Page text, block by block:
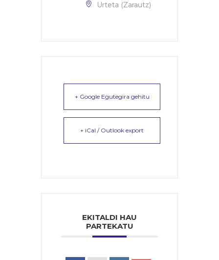
Urteta (Zarautz)
+ Google Egutegira gehitu
+ iCal / Outlook export
EKITALDI HAU
PARTEKATU